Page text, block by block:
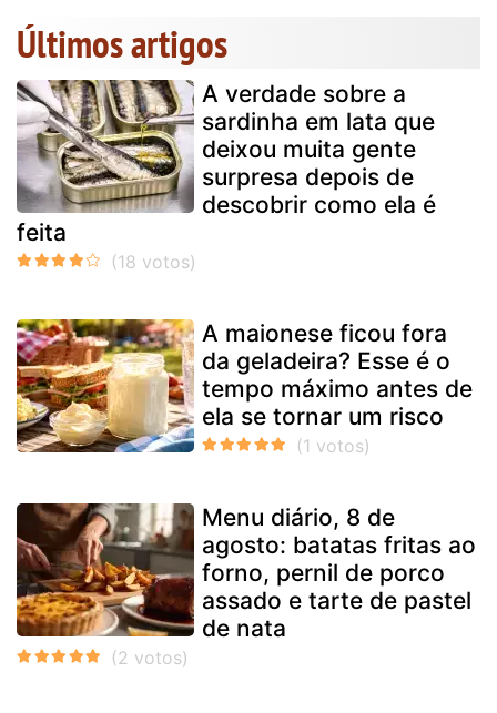
Últimos artigos
A verdade sobre a
sardinha em lata que
deixou muita gente
surpresa depois de
descobrir como ela é
feita
A maionese ficou fora
da geladeira? Esse é o
tempo máximo antes de
ela se tornar um risco
Menu diário, 8 de
agosto: batatas fritas ao
forno, pernil de porco
assado e tarte de pastel
de nata